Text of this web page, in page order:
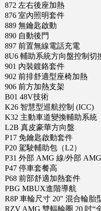
872 左右後座加熱
876 室內照明套件
889 無鑰匙啟動
890 自動後門
897 前置無線電話充電
8U6 輔助系統方向盤控制切
901 內裝鍍鉻套件
902 前排舒適型座椅加熱
906 前方加熱支架
B01 48V技術
K26 智慧型巡航控制 (ICC)
K32 主動車道變換輔助系統
L2B 真皮豪華方向盤
P17 免鑰匙啟動套件
P20 駕駛輔助包（L2）
P31 外部 AMG 線/外部
P47 停車套餐高
P68 前部舒適加熱套件
PBG MBUX進階導航
R8P 車輪尺寸 20" 混合輪胎
RZV AMG 雙輻輪圈 20 吋“